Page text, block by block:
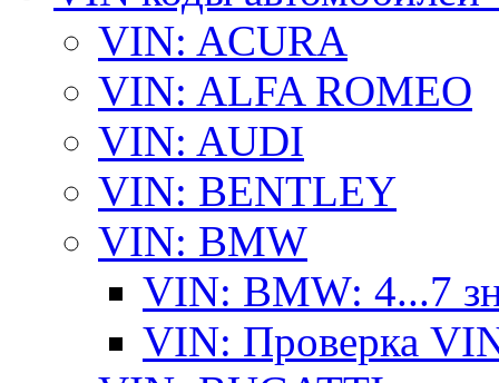
VIN: ACURA
VIN: ALFA ROMEO
VIN: AUDI
VIN: BENTLEY
VIN: BMW
VIN: BMW: 4...7
VIN: Проверка